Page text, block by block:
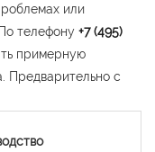
или
телефону +7 (495)
примерную
Предварительно с